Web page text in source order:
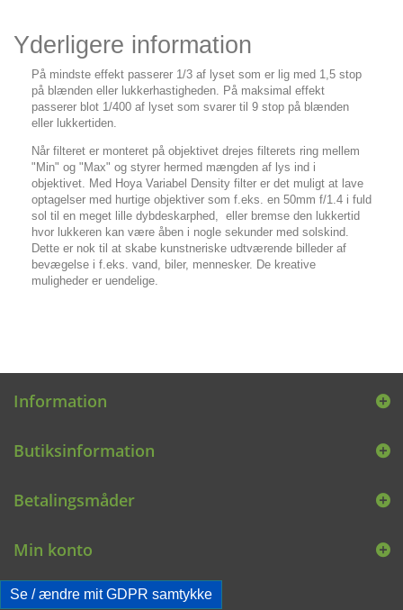
Yderligere information
På mindste effekt passerer 1/3 af lyset som er lig med 1,5 stop
på blænden eller lukkerhastigheden. På maksimal effekt
passerer blot 1/400 af lyset som svarer til 9 stop på blænden
eller lukkertiden.
Når filteret er monteret på objektivet drejes filterets ring mellem
"Min" og "Max" og styrer hermed mængden af lys ind i
objektivet. Med Hoya Variabel Density filter er det muligt at lave
optagelser med hurtige objektiver som f.eks. en 50mm f/1.4 i fuld
sol til en meget lille dybdeskarphed, eller bremse den lukkertid
hvor lukkeren kan være åben i nogle sekunder med solskind.
Dette er nok til at skabe kunstneriske udtværende billeder af
bevægelse i f.eks. vand, biler, mennesker. De kreative
muligheder er uendelige.
Information
Butiksinformation
Betalingsmåder
Min konto
Se / ændre mit GDPR samtykke